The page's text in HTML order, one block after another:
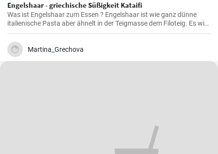
Engelshaar - griechische Süßigkeit Kataifi
Was ist Engelshaar zum Essen ? Engelshaar ist wie ganz dünne
italienische Pasta aber ähnelt in der Teigmasse dem Filoteig. Es wird
im balkanischen Raum für Süßspeisen mit Nüssen und Gewürzen
gefüllt benutzt. Schauen Sie selbst wie es geht !
Martina_Grechova